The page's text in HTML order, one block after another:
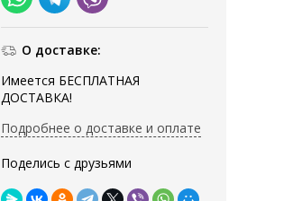
О доставке:
Имеется БЕСПЛАТНАЯ
ДОСТАВКА!
Подробнее о доставке и оплате
Поделись с друзьями